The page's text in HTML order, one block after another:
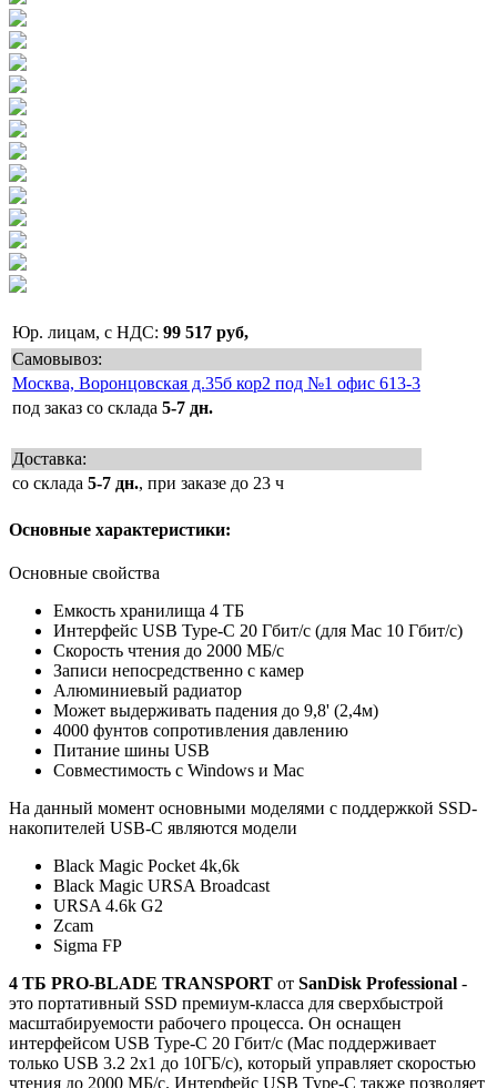
Юр. лицам, с НДС: 99 517 руб,
Самовывоз:
Москва, Воронцовская д.35б кор2 под №1 офис 613-3
под заказ со склада 5-7 дн.
Доставка:
со склада 5-7 дн., при заказе до 23 ч
Основные характеристики:
Основные свойства
Емкость хранилища 4 ТБ
Интерфейс USB Type-C 20 Гбит/с (для Mac 10 Гбит/с)
Скорость чтения до 2000 МБ/с
Записи непосредственно с камер
Алюминиевый радиатор
Может выдерживать падения до 9,8' (2,4м)
4000 фунтов сопротивления давлению
Питание шины USB
Совместимость с Windows и Mac
На данный момент основными моделями с поддержкой SSD-
накопителей USB-C являются модели
Black Magic Pocket 4k,6k
Black Magic URSA Broadcast
URSA 4.6k G2
Zcam
Sigma FP
4 ТБ PRO-BLADE TRANSPORT от SanDisk Professional -
это портативный SSD премиум-класса для сверхбыстрой
масштабируемости рабочего процесса. Он оснащен
интерфейсом USB Type-C 20 Гбит/с (Mac поддерживает
только USB 3.2 2x1 до 10ГБ/с), который управляет скоростью
чтения до 2000 МБ/с. Интерфейс USB Type-C также позволяет